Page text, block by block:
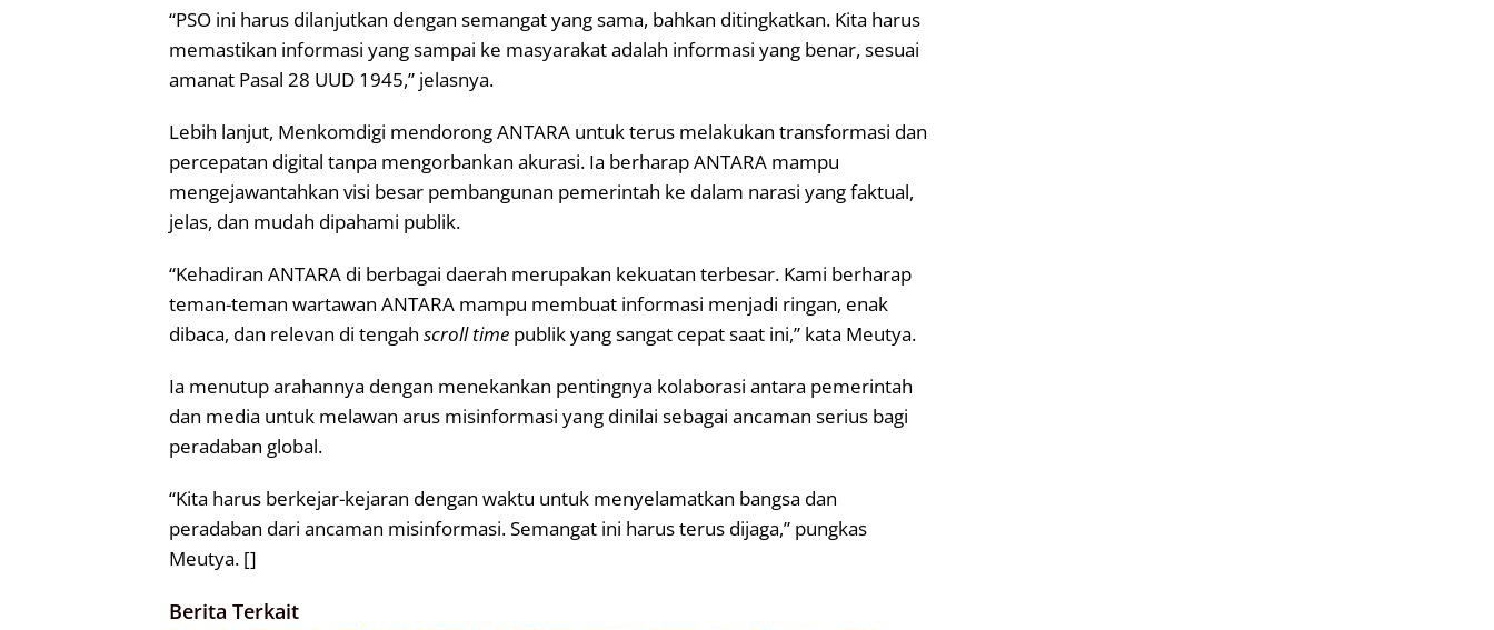
“PSO ini harus dilanjutkan dengan semangat yang sama, bahkan ditingkatkan. Kita harus
memastikan informasi yang sampai ke masyarakat adalah informasi yang benar, sesuai
amanat Pasal 28 UUD 1945,” jelasnya.
Lebih lanjut, Menkomdigi mendorong ANTARA untuk terus melakukan transformasi dan
percepatan digital tanpa mengorbankan akurasi. Ia berharap ANTARA mampu
mengejawantahkan visi besar pembangunan pemerintah ke dalam narasi yang faktual,
jelas, dan mudah dipahami publik.
“Kehadiran ANTARA di berbagai daerah merupakan kekuatan terbesar. Kami berharap
teman-teman wartawan ANTARA mampu membuat informasi menjadi ringan, enak
dibaca, dan relevan di tengah scroll time publik yang sangat cepat saat ini,” kata Meutya.
Ia menutup arahannya dengan menekankan pentingnya kolaborasi antara pemerintah
dan media untuk melawan arus misinformasi yang dinilai sebagai ancaman serius bagi
peradaban global.
“Kita harus berkejar-kejaran dengan waktu untuk menyelamatkan bangsa dan
peradaban dari ancaman misinformasi. Semangat ini harus terus dijaga,” pungkas
Meutya. []
Berita Terkait